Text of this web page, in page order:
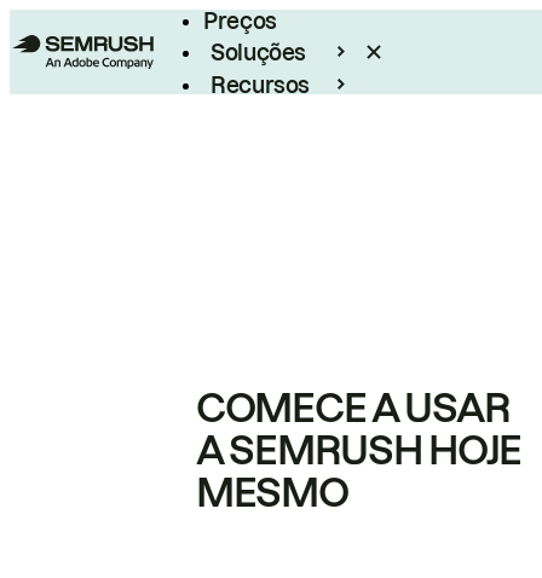
Preços
Soluções
Recursos
COMECE A USAR
A SEMRUSH HOJE
MESMO